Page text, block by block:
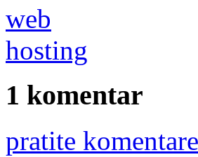
1 komentar
pratite